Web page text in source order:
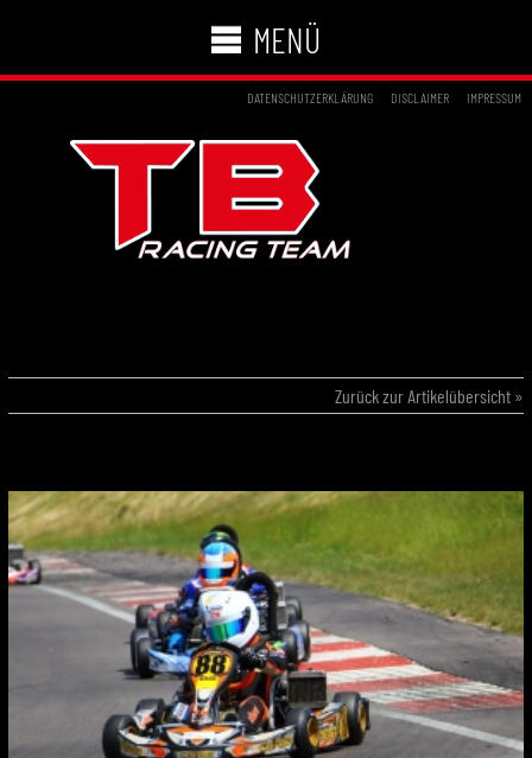
MENÜ
DATENSCHUTZERKLÄRUNG DISCLAIMER IMPRESSUM
Zurück zur Artikelübersicht »